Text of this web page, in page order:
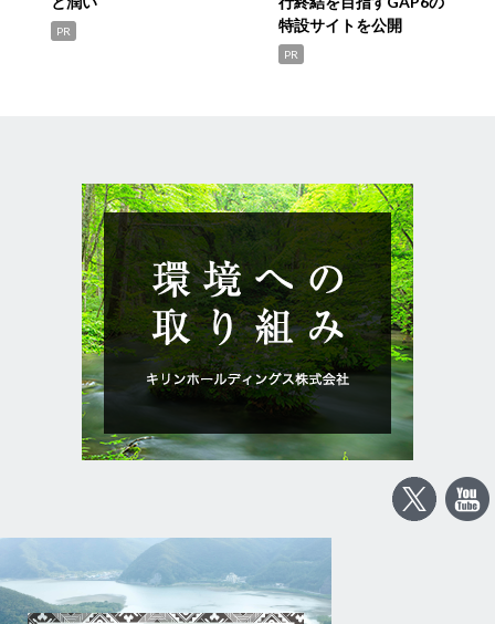
PR
特設サイトを公開
PR